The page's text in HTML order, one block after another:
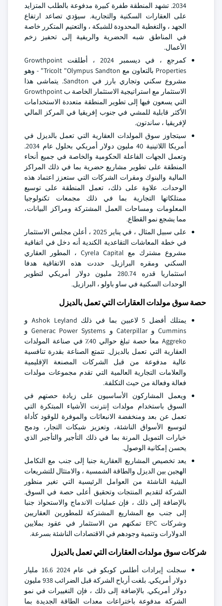
2034. تشهد المنطقة طفرة كبيرة مدفوعة بالطلب المتزايد
على العقارات السكنية والتجارية. سيؤدي تصاعد ارتفاع
الجهد ، والتغطية المحدودة للشبكة ، والتعتيم المتكرر خاصة
في المناطق شبه الحضرية والريفية إلى تحفيز زخم
الأعمال.
كمرجع ، في ديسمبر 2024 ، أطلقت Growthpoint
Properties بالتعاون مع Tricolt "Olympus Sandton" - وهو
مشروع سكني وتجاري بارز في Sandton. يتماشى هذا
الاستثمار مع استراتيجية الاستثمار الخاصة ب Growthpoint
التي يسعون فيها إلى تطوير المنطقة متعددة الاستخدامات
الأكثر قابلية للمشي في جنوب إفريقيا في المركز المالي
لإفريقيا ، ساندتون.
سيتجاوز سوق المولدات العقارية التي تعمل بالديزل في
أمريكا اللاتينية 40 مليون دولار أمريكي بحلول عام 2034.
وتعمل الجهات الفاعلة الحكومية والخاصة في جميع أنحاء
المنطقة على تطوير مشاريع حضرية بما في ذلك المراكز
المالية والبنوك ومقرات الشركات التي ستعزز اعتماد هذه
الوحدات. علاوة على ذلك، تعمل المنطقة على توسيع
ممتلكاتها التجارية بما في ذلك مجمعات تكنولوجيا
المعلومات ومساحات العمل المشتركة ومراكز البيانات،
مما يشجع نمو القطاع.
على سبيل المثال ، في يناير 2025 ، أعلن مجلس الاستثمار
في خطة المعاشات التقاعدية الكندية أنه دخل في اتفاقية
مشروع مشترك مع Cyrela Capital ، المطور العقاري
السكني ومقره البرازيل. حددت هذه الاتفاقية هدفا
استثماريا قدره 280.74 مليون دولار أمريكي لتطوير
الوحدات السكنية في ساو باولو ، البرازيل.
حصة سوق مولدات العقارات التي تعمل بالديزل
يمتلك أفضل 5 لاعبين بما في ذلك Ashok Leyland و
Cummins و Caterpillar و Generac Power Systems و
Aggreko معا حصة تبلغ حوالي 40٪ في صناعة المولدات
العقارية التي تعمل بالديزل. تتمتع الصناعة بقدرة تنافسية
عالية مدفوعة من قبل الشركات المصنعة الإقليمية
والعلامات التجارية العالمية التي تقدم مجموعات مولدات
فعالة وفعالة من حيث التكلفة.
ويعمل المشاركون الأساسيون على زيادة حصتهم في
السوق باستخدام مولدات إنترنت الأشياء المبتكرة التي
تعمل عن بعد ومنخفضة الانبعاثات والموفرة للوقود كأداة
لتوسيع الأسواق الناشئة، وتعزيز شبكات التجار، ودمج
خيارات التمويل المرنة بما في ذلك التأجير والتأجير الذي
يحسن إمكانية الوصول.
يعد تخصيص المشاريع العقارية جنبا إلى جنب مع التكامل
الهجين بين الديزل والطاقة الشمسية ، والامتثال للتشريعات
البيئية الناشئة من العوامل الرئيسية التي تغير منظور
الشركة لتقديم المنتجات وتحقيق أعلى حصة في السوق.
بالإضافة إلى ذلك ، فإن عمليات الاندماج والاستحواذ جنبا
إلى جنب مع المشاريع المشتركة للمطورين العقاريين
وشركات EPC تمكنهم من الاستثمار في عقود بملايين
الدولارات وتنمية وجودهم في الاقتصادات الناشئة بسرعة.
شركات سوق مولدات العقارات التي تعمل بالديزل
سجلت إيرادات أطلس كوبكو في عام 2024 16.6 مليار
دولار أمريكي. بلغت أرباح الشركة قبل الضرائب 938 مليون
دولار أمريكي. بالإضافة إلى ذلك ، فإن التغييرات في نمو
الشركة مدفوعة باختراعات معدات الطاقة الجديدة بما